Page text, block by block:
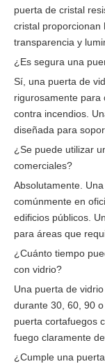
puerta de cristal
cristal proporcionan
transparencia y
¿Es segura una
Sí, una puerta de
rigurosamente para
contra incendios.
diseñada para
¿Se puede utilizar
comerciales?
Absolutamente.
comúnmente en
edificios públicos.
para áreas que
¿Cuánto tiempo
con vidrio?
Una puerta de
durante 30, 60, 90
puerta cortafuegos
fuego claramente
¿Cumple una